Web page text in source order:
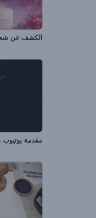
الكشف عن
مقدمة يوتيوب